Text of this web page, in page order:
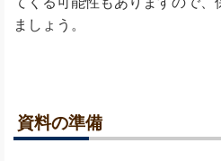
ましょう。
資料の準備